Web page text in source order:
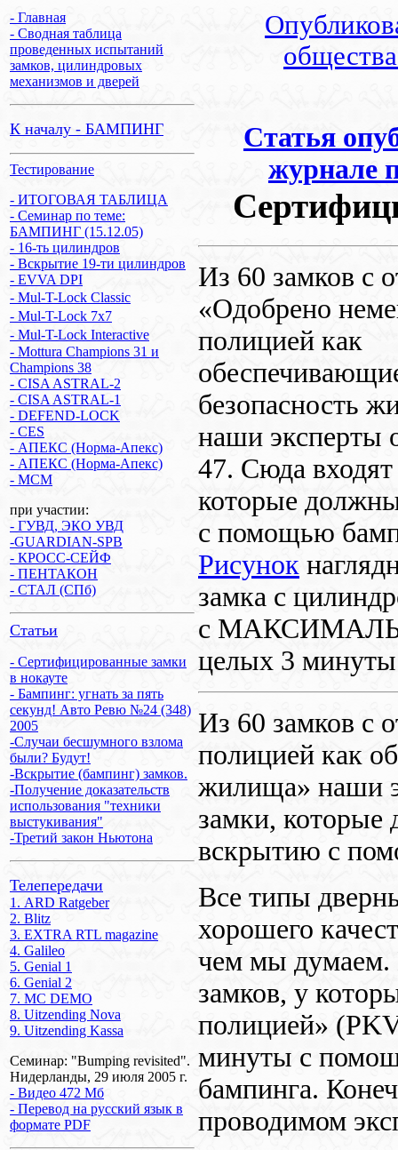
- Главная
- Сводная таблица
проведенных испытаний
замков, цилиндровых
механизмов и дверей
К началу - БАМПИНГ
Тестирование
- ИТОГОВАЯ ТАБЛИЦА
- Семинар по теме:
БАМПИНГ (15.12.05)
- 16-ть цилиндров
- Вскрытие 19-ти цилиндров
- EVVA DPI
- Mul-T-Lock Classic
- Mul-T-Lock 7x7
- Mul-T-Lock Interactive
- Mottura Champions 31 и
Champions 38
- CISA ASTRAL-2
- CISA ASTRAL-1
- DEFEND-LOCK
- CES
- АПЕКС (Норма-Апекс)
- АПЕКС (Норма-Апекс)
- MCM
при участии:
- ГУВД, ЭКО УВД
-GUARDIAN-SPB
- КРОСС-СЕЙФ
- ПЕНТАКОН
- СТАЛ (СПб)
Статьи
- Сертифицированные замки
в нокауте
- Бампинг: угнать за пять
секунд! Авто Ревю №24 (348)
2005
-Случаи бесшумного взлома
были? Будут!
-Вскрытие (бампинг) замков.
-Получение доказательств
использования "техники
выстукивания"
-Третий закон Ньютона
Телепередачи
1. ARD Ratgeber
2. Blitz
3. EXTRA RTL magazine
4. Galileo
5. Genial 1
6. Genial 2
7. MC DEMO
8. Uitzending Nova
9. Uitzending Kassa
Семинар: "Bumping revisited".
Нидерланды, 29 июля 2005 г.
- Видео 472 Мб
- Перевод на русский язык в
формате PDF
Статья
журнале
Из 60 замков с
«Одобрено
полицией как
безопасность
наши эксперты
47. Сюда
которые
с помощью
Рисунок
замка с
с
целых 3
Из 60 замков с
полицией как
жилища» наши
замки,
вскрытию с
Все типы
хорошего
чем мы думаем.
замков, у
полицией» (
минуты с
бампинга.
проводимом